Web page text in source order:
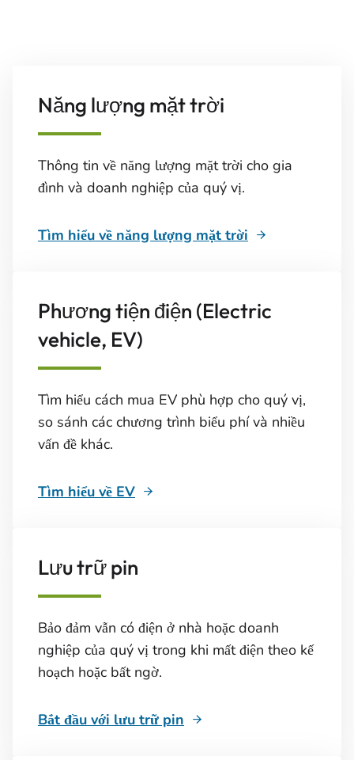
Năng lượng mặt trời
Thông tin về năng lượng mặt trời cho gia
đình và doanh nghiệp của quý vị.
Tìm hiểu về năng lượng mặt trời
Phương tiện điện (Electric
vehicle, EV)
Tìm hiểu cách mua EV phù hợp cho quý vị,
so sánh các chương trình biểu phí và nhiều
vấn đề khác.
Tìm hiểu về EV
Lưu trữ pin
Bảo đảm vẫn có điện ở nhà hoặc doanh
nghiệp của quý vị trong khi mất điện theo kế
hoạch hoặc bất ngờ.
Bắt đầu với lưu trữ pin